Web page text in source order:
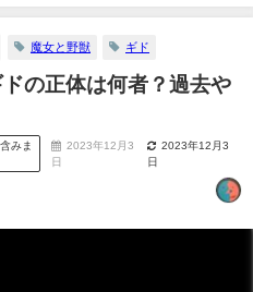
魔女と野獣 ギド
の正体は何者？過去や
みま
2023年12月3
日
2023年12月3
日